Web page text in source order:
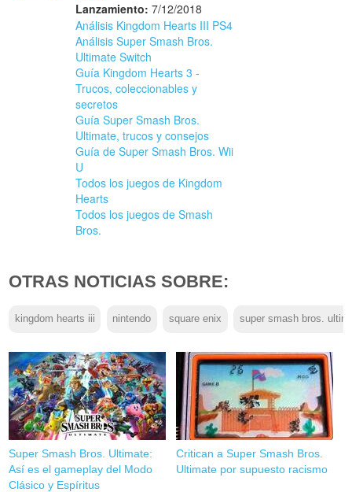
Lanzamiento: 7/12/2018
Análisis Kingdom Hearts III PS4
Análisis Super Smash Bros.
Ultimate Switch
Guía Kingdom Hearts 3 -
Trucos, coleccionables y
secretos
Guía Super Smash Bros.
Ultimate, trucos y consejos
Guía de Super Smash Bros. Wii
U
Todos los juegos de Kingdom
Hearts
Todos los juegos de Smash
Bros.
OTRAS NOTICIAS SOBRE:
kingdom hearts iii nintendo square enix super smash bros.
Super Smash Bros. Ultimate:
Así es el gameplay del Modo
Clásico y Espíritus
Critican a Super Smash Bros.
Ultimate por supuesto racismo